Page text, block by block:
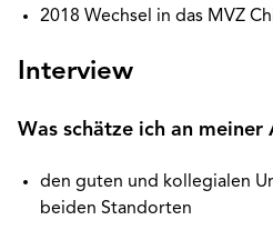
2018 Wechsel in das MVZ
Interview
Was schätze ich an meiner
den guten und kollegialen
beiden Standorten